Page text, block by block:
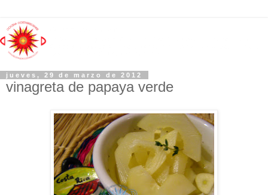
jueves, 29 de marzo de 2012
vinagreta de papaya verde